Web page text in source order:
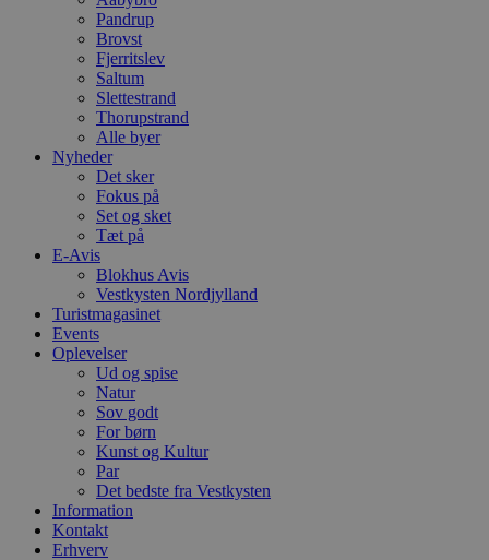
Pandrup
Brovst
Fjerritslev
Saltum
Slettestrand
Thorupstrand
Alle byer
Nyheder
Det sker
Fokus på
Set og sket
Tæt på
E-Avis
Blokhus Avis
Vestkysten Nordjylland
Turistmagasinet
Events
Oplevelser
Ud og spise
Natur
Sov godt
For børn
Kunst og Kultur
Par
Det bedste fra Vestkysten
Information
Kontakt
Erhverv